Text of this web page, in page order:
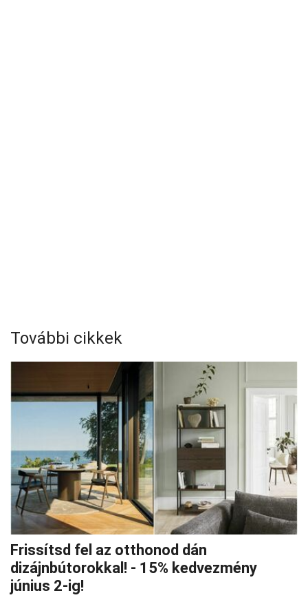
További cikkek
Frissítsd fel az otthonod dán
dizájnbútorokkal! - 15% kedvezmény
június 2-ig!